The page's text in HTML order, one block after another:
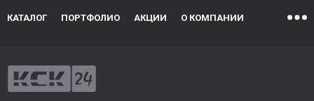
КАТАЛОГ ПОРТФОЛИО АКЦИИ О КОМПАНИИ